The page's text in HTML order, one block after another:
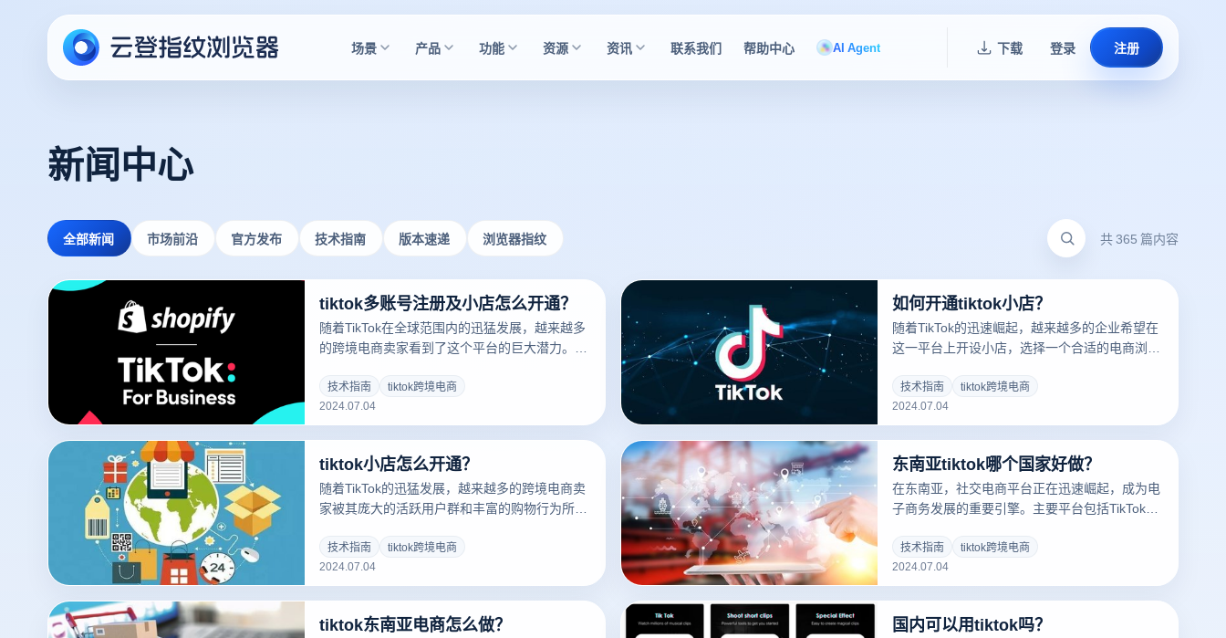
场景 产品 功能 资源 资讯 联系我们 帮助中心 AI Agent 下载 登录 注册
新闻中心
全部新闻 市场前沿 官方发布 技术指南 版本速递 浏览器指纹 共 365 篇内容
tiktok多账号注册及小店怎么开通？
随着TikTok在全球范围内的迅猛发展，越来越多
的跨境电商卖家看到了这个平台的巨大潜力。然
及如何高效管理多个账号仍然是个不小的挑战。
选择一个合适的电商浏览器非常重要,本文将详
细介绍TikTok多账号管理的多种方式，并提供从
TikTok平台上成功开店并提升销量。
技术指南
tiktok跨境电商
2024.07.04
如何开通tiktok小店？
随着TikTok的迅速崛起，越来越多的企业希望在
这一平台上开设小店，选择一个合适的电商浏览
Shop、平台的优势以及相关费用。
技术指南
tiktok跨境电商
2024.07.04
tiktok小店怎么开通？
随着TikTok的迅猛发展，越来越多的跨境电商卖
家被其庞大的活跃用户群和丰富的购物行为所吸
而，许多卖家对于如何注册TikTok小店、商店分
类、市场选择及所需材料仍存在疑惑。选择一个
合适的电商浏览器非常重要，其实，注册TikTok
技术指南
tiktok跨境电商
2024.07.04
东南亚tiktok哪个国家好做？
在东南亚，社交电商平台正在迅速崛起，成为电
子商务发展的重要引擎。主要平台包括TikTok、
Twitter。其中，Facebook和Instagram在直播电
商领域占据了45%的市场份额，而TikTok尽管目
前仅占10%，但其发展势头异常迅猛。尤其是
大量本地和跨境卖家，表现令人瞩目，选择一个
技术指南
tiktok跨境电商
2024.07.04
tiktok东南亚电商怎么做？ 国内可以用tiktok吗？